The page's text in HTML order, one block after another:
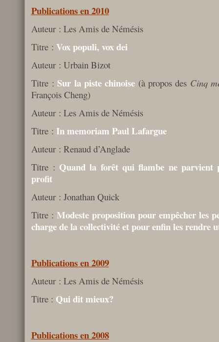
Publications en 2010
Auteur : Les Amis de Némésis
Titre : Vox populi, vox dei
Auteur : Urbain Bizot
Titre :Sur la piste chinoise (à propos des Cinq
François Cheng)
Auteur : Les Amis de Némésis
Titre : In memoriam Paul Lafargue
Auteur : Renaud d’Anglade
Titre :Quand la forêt qui flambe ne parvient
profit
Auteur : Jonathan Quick
Titre :Modeste proposition pour empêcher les
charge de la collectivité et pour enfin les rendre
Publications en 2009
Auteur : Les Amis de Némésis
Titre : Qui dit mieux?
Publications en 2008